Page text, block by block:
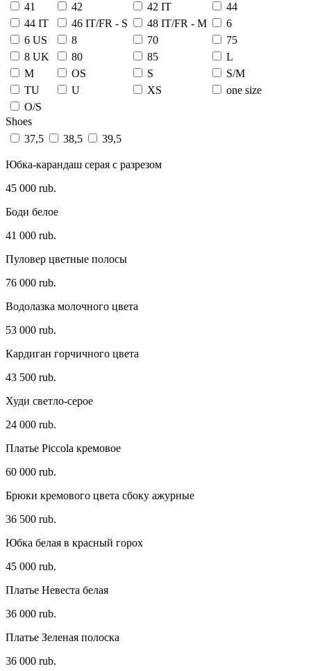
41
42 42 IT
44
44 IT
46 IT/FR - S 48 IT/FR - M
6
6 US
8 70
75
8 UK
80 85
L
M
OS S
S/M
TU
U XS
one size
О/S
Shoes
37,5
38,5 39,5
Юбка-карандаш серая с разрезом
45 000 rub.
Боди белое
41 000 rub.
Пуловер цветные полосы
76 000 rub.
Водолазка молочного цвета
53 000 rub.
Кардиган горчичного цвета
43 500 rub.
Худи светло-серое
24 000 rub.
Платье Piccola кремовое
60 000 rub.
Брюки кремового цвета сбоку ажурные
36 500 rub.
Юбка белая в красный горох
45 000 rub.
Платье Невеста белая
36 000 rub.
Платье Зеленая полоска
36 000 rub.